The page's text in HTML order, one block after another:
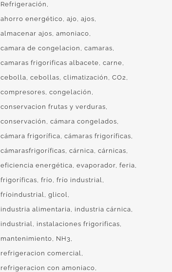
Refrigeración
ahorro energético ajo ajos
almacenar ajos amoniaco
camara de congelacion
camaras
camaras frigorificas albacete carne
cebolla cebollas climatización
CO2
compresores congelación
conservacion frutas y verduras
conservación
cámara congelados
cámara frigorífica cámaras frigoríficas
cámarasfrigoríficas cárnica cárnicas
eficiencia energética evaporador feria
frigoríficas frío frío industrial
fríoindustrial glicol
industria alimentaria
industria cárnica
industrial
instalaciones frigorificas
mantenimiento
NH3
refrigeracion comercial
refrigeracion con amoniaco